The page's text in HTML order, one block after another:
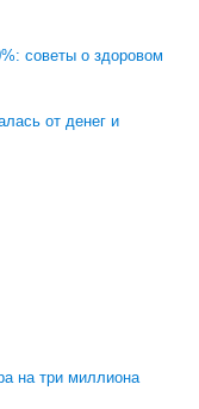
советы о здоровом
от денег и
на три миллиона